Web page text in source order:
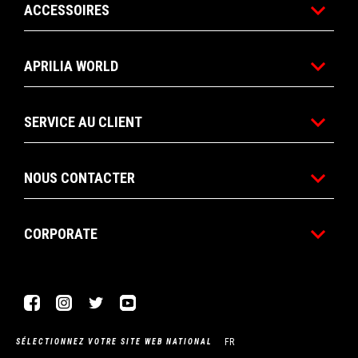
ACCESSOIRES
APRILIA WORLD
SERVICE AU CLIENT
NOUS CONTACTER
CORPORATE
FacebookInstagram
Twitter
SÉLECTIONNEZ VOTRE SITE WEB NATIONAL FR